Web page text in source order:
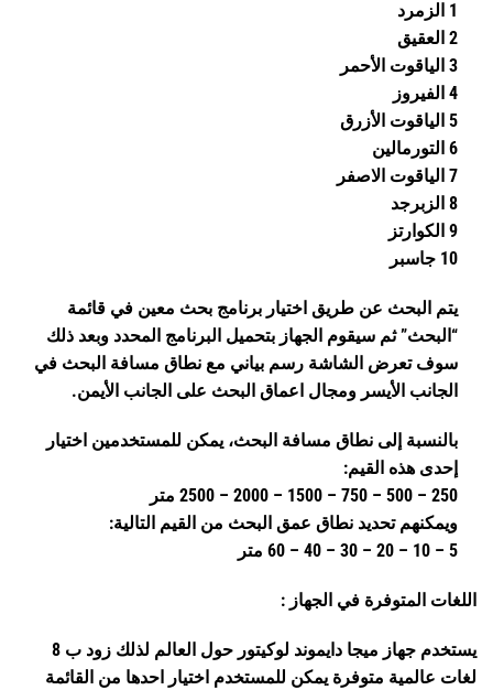
1 الزمرد
2 العقيق
3 الياقوت الأحمر
4 الفيروز
5 الياقوت الأزرق
6 التورمالين
7 الياقوت الاصفر
8 الزبرجد
9 الكوارتز
10 جاسبر
يتم البحث عن طريق اختيار برنامج بحث معين في قائمة
“البحث” ثم سيقوم الجهاز بتحميل البرنامج المحدد وبعد ذلك
سوف تعرض الشاشة رسم بياني مع نطاق مسافة البحث في
الجانب الأيسر ومجال اعماق البحث على الجانب الأيمن.
بالنسبة إلى نطاق مسافة البحث، يمكن للمستخدمين اختيار
إحدى هذه القيم:
250 – 500 – 750 – 1500 – 2000 – 2500 متر
ويمكنهم تحديد نطاق عمق البحث من القيم التالية:
5 – 10 – 20 – 30 – 40 – 60 متر
اللغات المتوفرة في الجهاز :
يستخدم جهاز ميجا دايموند لوكيتور حول العالم لذلك زود ب 8
لغات عالمية متوفرة يمكن للمستخدم اختيار احدها من القائمة